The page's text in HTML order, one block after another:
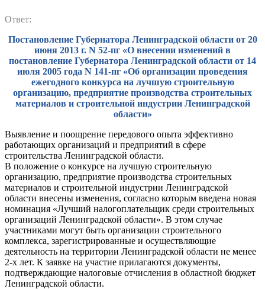
Ответ:
Постановление Губернатора Ленинградской области от 20
июня 2013 г. N 52-пг «О внесении изменений в
постановление Губернатора Ленинградской области от 14
июля 2005 года N 141-пг «Об организации проведения
ежегодного конкурса на лучшую строительную
организацию, предприятие производства строительных
материалов и строительной индустрии Ленинградской
области»
Выявление и поощрение передового опыта эффективно
работающих организаций и предприятий в сфере
строительства Ленинградской области.
В положение о конкурсе на лучшую строительную
организацию, предприятие производства строительных
материалов и строительной индустрии Ленинградской
области внесены изменения, согласно которым введена новая
номинация «Лучший налогоплательщик среди строительных
организаций Ленинградской области». В этом случае
участниками могут быть организации строительного
комплекса, зарегистрированные и осуществляющие
деятельность на территории Ленинградской области не менее
2-х лет. К заявке на участие прилагаются документы,
подтверждающие налоговые отчисления в областной бюджет
Ленинградской области.